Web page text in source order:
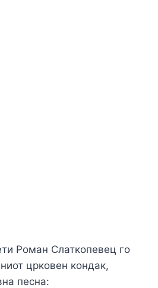
Роман Слаткопевец го
црковен кондак,
песна: